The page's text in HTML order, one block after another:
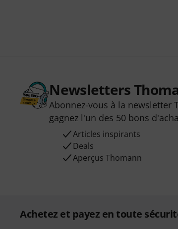
Newsletters
Abonnez-vous à la newsletter
gagnez l'un des 50 bons
Articles inspirants
Deals
Aperçus Thomann
Achetez et payez en toute